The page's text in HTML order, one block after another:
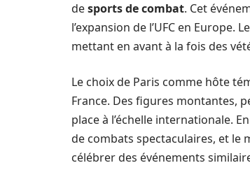
desports de combat. Cet
l’expansion de l’UFC en
mettant en avant à la fois des
Le choix de Paris comme hôte
France. Des figures montantes,
place à l’échelle internationale.
de combats spectaculaires, et le
célébrer des événements